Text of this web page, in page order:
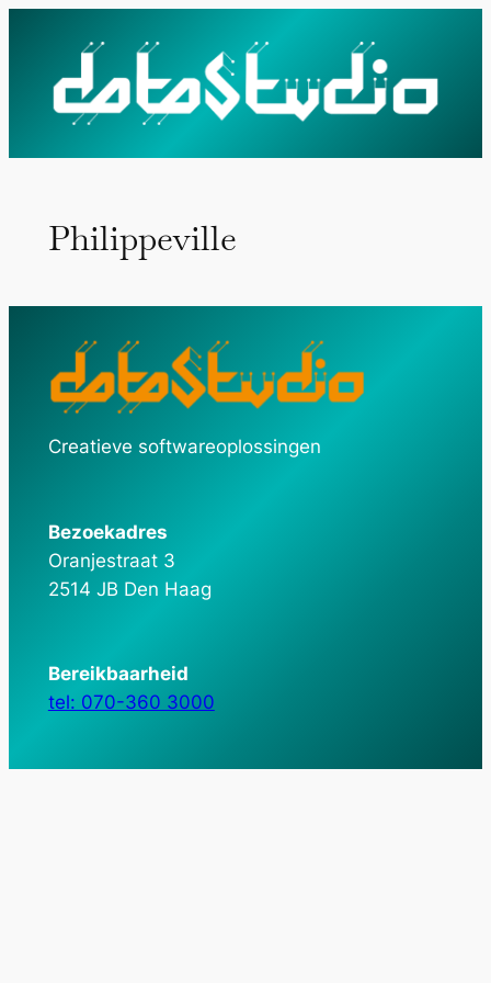
inhoud
Philippeville
Creatieve softwareoplossingen
Bezoekadres
Oranjestraat 3
2514 JB Den Haag
Bereikbaarheid
tel: 070-360 3000